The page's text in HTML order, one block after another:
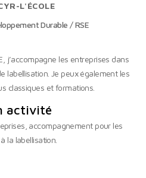
L'ÉCOLE
Durable / RSE
j’accompagne les entreprises dans
labellisation. Je peux également les
classiques et formations.
activité
accompagnement pour les
la labellisation.